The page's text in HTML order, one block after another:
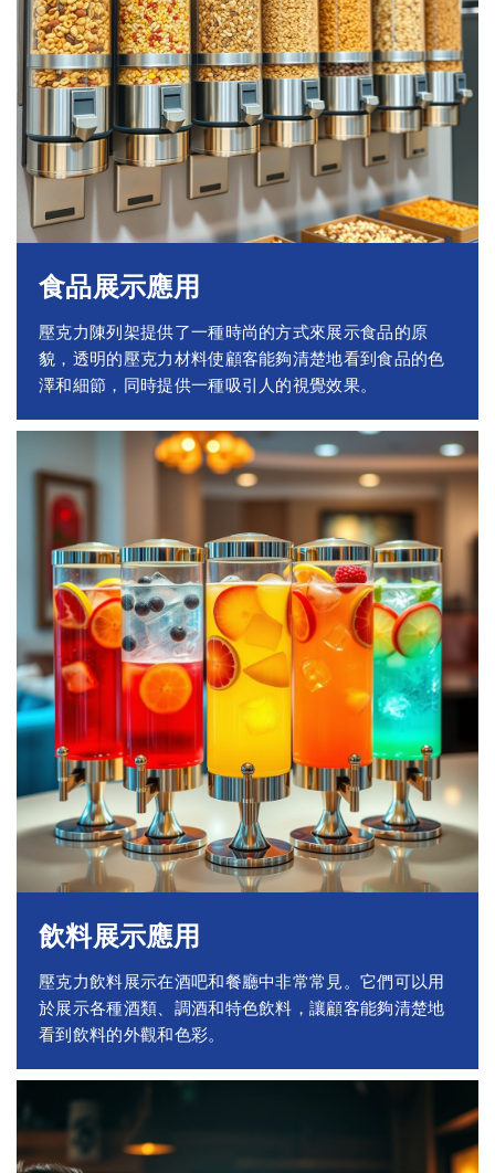
食品展示應用
壓克力陳列架提供了一種時尚的方式來展示食品的原
貌，透明的壓克力材料使顧客能夠清楚地看到食品的色
澤和細節，同時提供一種吸引人的視覺效果。
飲料展示應用
壓克力飲料展示在酒吧和餐廳中非常常見。它們可以用
於展示各種酒類、調酒和特色飲料，讓顧客能夠清楚地
看到飲料的外觀和色彩。